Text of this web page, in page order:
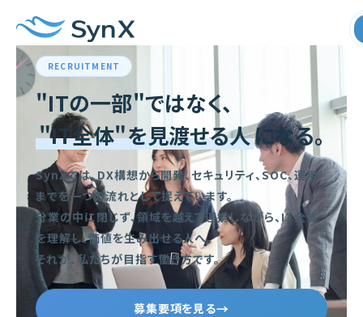
RECRUITMENT
"ITの一部"ではなく、
"IT全体"を見渡せる人になる。
SynXでは、DX構想から開発、セキュリティ、SOC、運用
までを一つの流れとして捉えています。
分業の中に閉じず、領域を越えて連携しながら、IT全体
を理解し、価値を生み出せる人へ。
それが、私たちが目指す働き方です。
募集要項を見る